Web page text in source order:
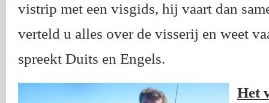
vistrip met een visgids, hij vaart dan
verteld u alles over de visserij en weet
spreekt Duits en Engels.
Het